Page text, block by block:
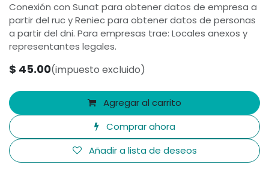
Conexión con Sunat para obtener datos de empresa a
partir del ruc y Reniec para obtener datos de personas
a partir del dni. Para empresas trae: Locales anexos y
representantes legales.
$ 45.00(impuesto excluido)
Agregar al carrito
Comprar ahora
Añadir a lista de deseos